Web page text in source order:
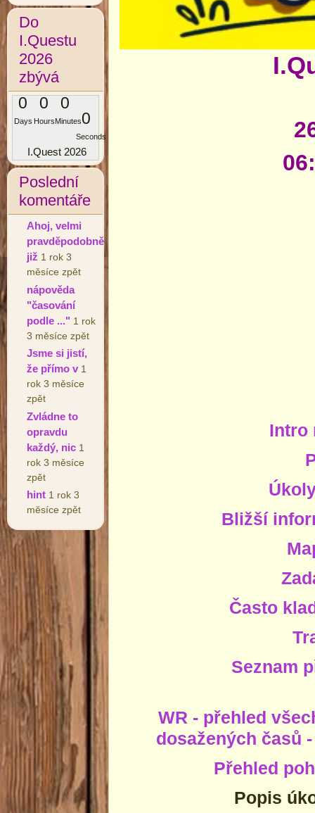
Do
I.Questu
2026
zbývá
0
Days
0
Hours
0
Minutes0
Seconds
I.Quest 2026
Poslední
komentáře
Ahoj, velmi
pravděpodobně
již 1 rok 3
měsíce zpět
nápověda
"časování
podle ..." 1 rok
3 měsíce zpět
Jsme si jistí,
že přímo v 1
rok 3 měsíce
zpět
Zvládne to
opravdu
každý, nic 1
rok 3 měsíce
zpět
hint 1 rok 3
měsíce zpět
Intro
Bližší
Často
Seznam
WR - přehled
dosažených časů
Přehled
Popis